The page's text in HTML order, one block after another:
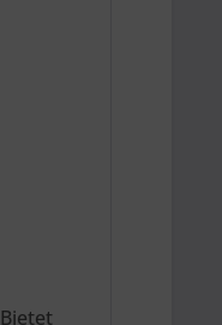
Bietet